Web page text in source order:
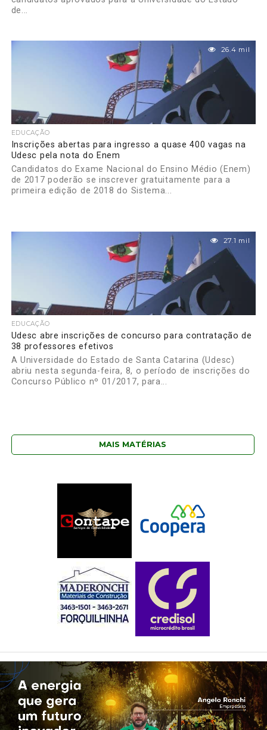
de...
26.4 mil
EDUCAÇÃO
Inscrições abertas para ingresso a quase 400 vagas na
Udesc pela nota do Enem
Candidatos do Exame Nacional do Ensino Médio (Enem)
de 2017 poderão se inscrever gratuitamente para a
primeira edição de 2018 do Sistema...
27.1 mil
EDUCAÇÃO
Udesc abre inscrições de concurso para contratação de
38 professores efetivos
A Universidade do Estado de Santa Catarina (Udesc)
abriu nesta segunda-feira, 8, o período de inscrições do
Concurso Público nº 01/2017, para...
MAIS MATÉRIAS